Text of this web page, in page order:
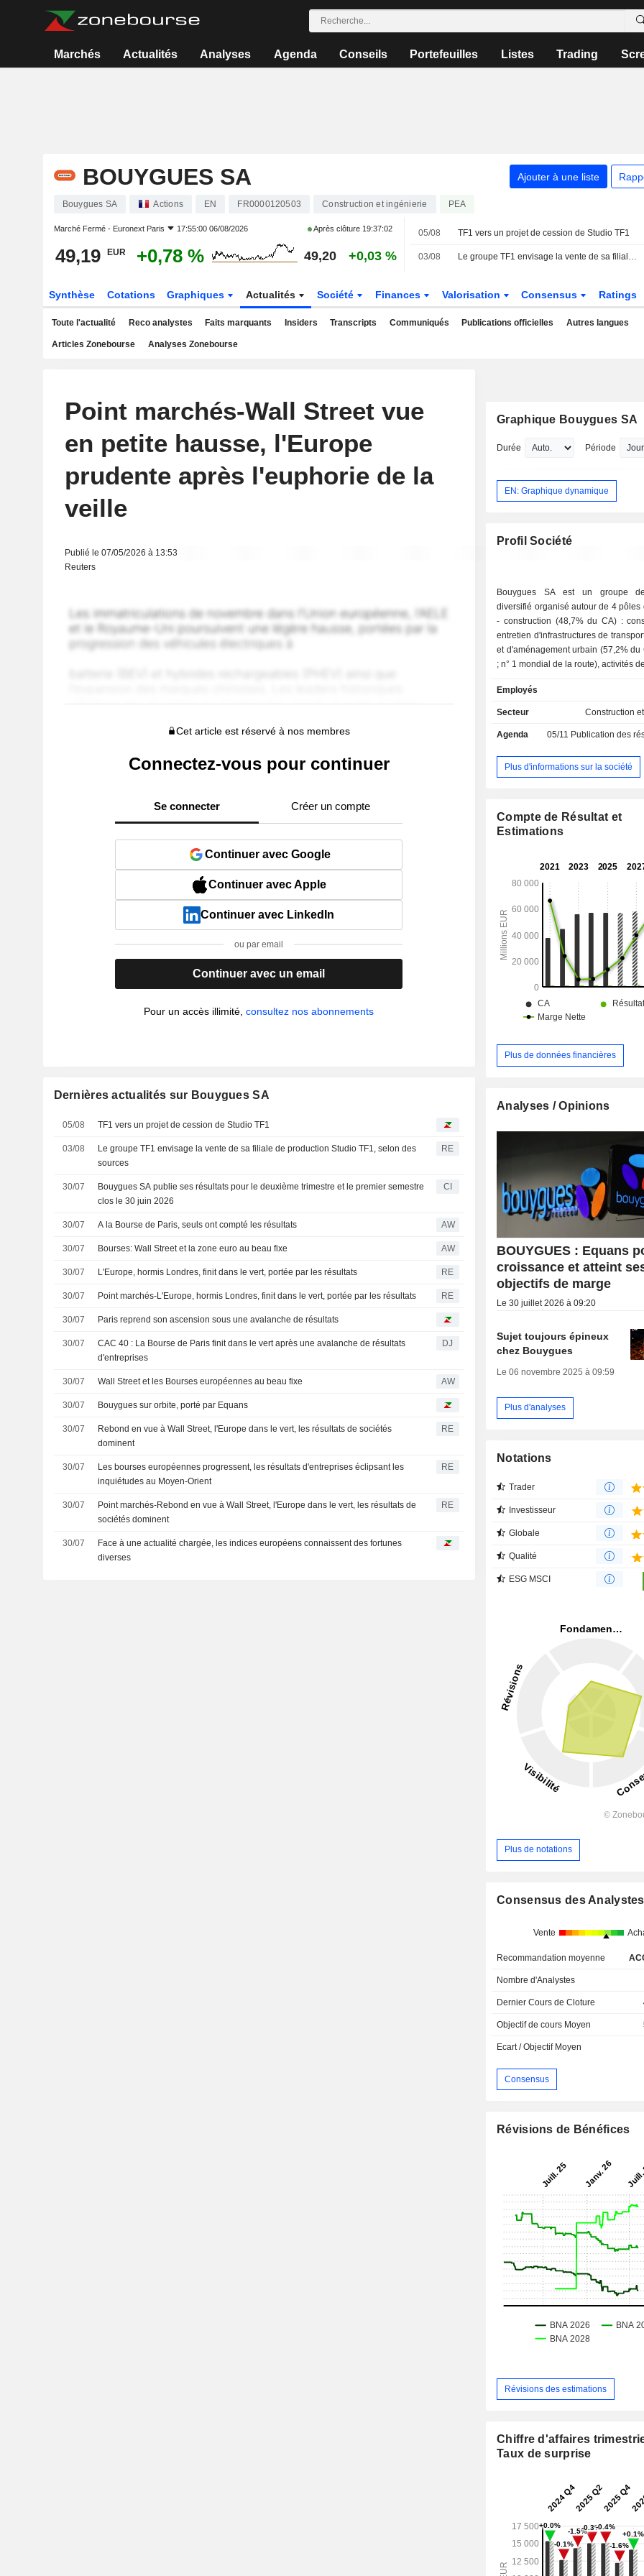
Marchés Actualités Analyses Agenda Conseils Portefeuilles Listes Trading
BOUYGUES SA Ajouter à une liste
Bouygues SA Actions EN FR0000120503 Construction et ingénierie PEA
Marché Fermé - Euronext Paris 17:55:00 06/08/2026 Après clôture 19:37:02
49,19 EUR +0,78 % 49,20 +0,03 %
05/08 TF1 vers un projet de cession de Studio TF1
03/08 Le groupe TF1 envisage la vente de sa filiale de production Studio TF1, selon des sources
Synthèse Cotations Graphiques Actualités Société Finances Valorisation Consensus Ratings
Toute l'actualité Reco analystes Faits marquants Insiders Transcripts Communiqués Publications officielles Autres langues
Articles Zonebourse Analyses Zonebourse
Point marchés-Wall Street vue
en petite hausse, l'Europe
prudente après l'euphorie de la
veille
Publié le 07/05/2026 à 13:53
Reuters
Cet article est réservé à nos membres
Connectez-vous pour continuer
Se connecter Créer un compte
Continuer avec Google
Continuer avec Apple
Continuer avec LinkedIn
ou par email
Continuer avec un email
Pour un accès illimité,consultez nos abonnements
Dernières actualités sur Bouygues SA
05/08 TF1 vers un projet de cession de Studio TF1
03/08
Le groupe TF1 envisage la vente de sa filiale de production Studio TF1, selon des
sources
RE
30/07
Bouygues SA publie ses résultats pour le deuxième trimestre et le premier semestre
clos le 30 juin 2026
CI
30/07 A la Bourse de Paris, seuls ont compté les résultats AW
30/07 Bourses: Wall Street et la zone euro au beau fixe AW
30/07 L'Europe, hormis Londres, finit dans le vert, portée par les résultats RE
30/07 Point marchés-L'Europe, hormis Londres, finit dans le vert, portée par les résultats RE
30/07 Paris reprend son ascension sous une avalanche de résultats
30/07
CAC 40 : La Bourse de Paris finit dans le vert après une avalanche de résultats
d'entreprises
DJ
30/07 Wall Street et les Bourses européennes au beau fixe AW
30/07 Bouygues sur orbite, porté par Equans
30/07
Rebond en vue à Wall Street, l'Europe dans le vert, les résultats de sociétés
dominent
RE
30/07
Les bourses européennes progressent, les résultats d'entreprises éclipsant les
inquiétudes au Moyen-Orient
RE
30/07
Point marchés-Rebond en vue à Wall Street, l'Europe dans le vert, les résultats de
sociétés dominent
RE
30/07
Face à une actualité chargée, les indices européens connaissent des fortunes
diverses
Graphique Bouygues SA
Durée Période
EN: Graphique dynamique
Profil Société
Bouygues SA est un groupe
diversifié organisé autour de 4 pôles
- construction (48,7% du CA) :
entretien d'infrastructures de
et d'aménagement urbain (57,2% du
; n° 1 mondial de la route), activités
et thermique et de maintenance
(37,9% ; Bouygues Construction), et
prestations de services
Bouygues Telecom) : prestations de
mobile, de téléphonie fixe, d'accès
France (49,8%), Union
Europe (14,1%), Amérique du
Centrale et du Sud (1%) et Moyen-
Employés
Secteur Construction
Agenda 05/11 Publication des résultats
Plus d'informations sur la société
Compte de Résultat et
Estimations
Plus de données financières
Analyses / Opinions
BOUYGUES : Equans
croissance et atteint
objectifs de marge
Le 30 juillet 2026 à 09:20
Sujet toujours épineux
chez Bouygues
Le 06 novembre 2025 à 09:59
Plus d'analyses
Notations
Trader
Investisseur
Globale
Qualité
ESG MSCI
Plus de notations
Consensus des Analystes
Vente
Recommandation moyenne
Nombre d'Analystes
Dernier Cours de Cloture
Objectif de cours Moyen
Ecart / Objectif Moyen
Consensus
Révisions de Bénéfices
Révisions des estimations
Chiffre d'affaires
Taux de surprise